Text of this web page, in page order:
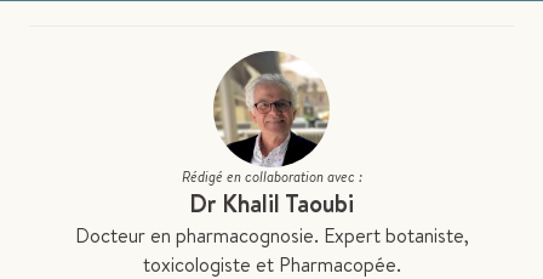
Rédigé en collaboration avec :
Dr Khalil Taoubi
Docteur en pharmacognosie. Expert botaniste,
toxicologiste et Pharmacopée.